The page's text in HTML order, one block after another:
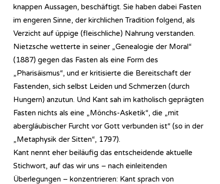
knappen Aussagen, beschäftigt. Sie haben dabei Fasten
im engeren Sinne, der kirchlichen Tradition folgend, als
Verzicht auf üppige (fleischliche) Nahrung verstanden.
Nietzsche wetterte in seiner „Genealogie der Moral“
(1887) gegen das Fasten als eine Form des
„Pharisäismus“, und er kritisierte die Bereitschaft der
Fastenden, sich selbst Leiden und Schmerzen (durch
Hungern) anzutun. Und Kant sah im katholisch geprägten
Fasten nichts als eine „Mönchs-Asketik“, die „mit
abergläubischer Furcht vor Gott verbunden ist“ (so in der
„Metaphysik der Sitten“, 1797).
Kant nennt eher beiläufig das entscheidende aktuelle
Stichwort, auf das wir uns – nach einleitenden
Überlegungen – konzentrieren: Kant sprach von